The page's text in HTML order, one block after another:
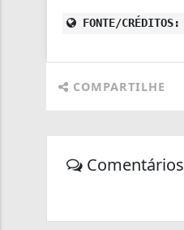
FONTE/CRÉDITOS:
COMPARTILHE